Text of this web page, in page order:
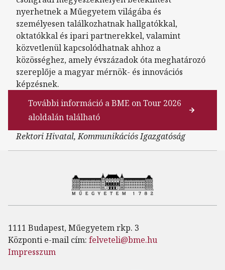
nyerhetnek a Műegyetem világába és
személyesen találkozhatnak hallgatókkal,
oktatókkal és ipari partnerekkel, valamint
közvetlenül kapcsolódhatnak ahhoz a
közösséghez, amely évszázadok óta meghatározó
szereplője a magyar mérnök- és innovációs
képzésnek.
További információ a BME on Tour 2026
aloldalán található
Rektori Hivatal, Kommunikációs Igazgatóság
1111 Budapest, Műegyetem rkp. 3
Központi e-mail cím: felveteli@bme.hu
Impresszum